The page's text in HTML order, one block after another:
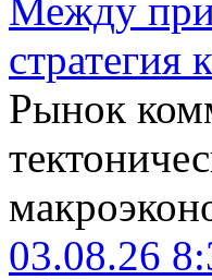
Между
стратегия
Рынок
03.08.26